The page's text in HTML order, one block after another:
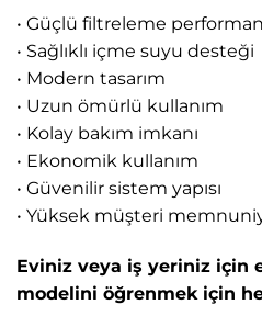
• Güçlü filtreleme
• Sağlıklı içme suyu desteği
• Modern tasarım
• Uzun ömürlü kullanım
• Kolay bakım imkanı
• Ekonomik kullanım
• Güvenilir sistem yapısı
• Yüksek müşteri
Eviniz veya iş yeriniz için
modelini öğrenmek için